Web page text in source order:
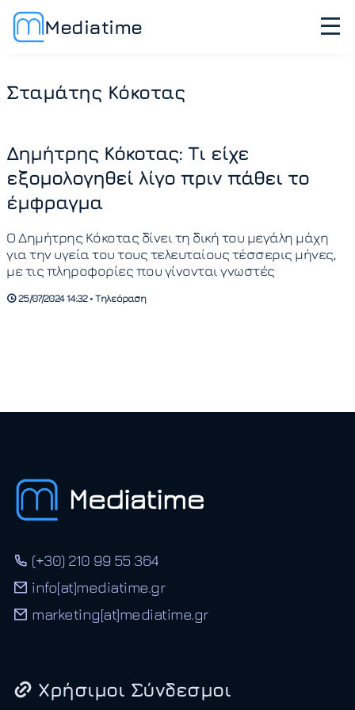
Mediatime
Σταμάτης Κόκοτας
Δημήτρης Κόκοτας: Τι είχε
εξομολογηθεί λίγο πριν πάθει το
έμφραγμα
Ο Δημήτρης Κόκοτας δίνει τη δική του μεγάλη μάχη
για την υγεία του τους τελευταίους τέσσερις μήνες,
με τις πληροφορίες που γίνονται γνωστές
25/07/2024 14:32 • Τηλεόραση
(+30) 210 99 55 364
info[at]mediatime.gr
marketing[at]mediatime.gr
Χρήσιμοι Σύνδεσμοι